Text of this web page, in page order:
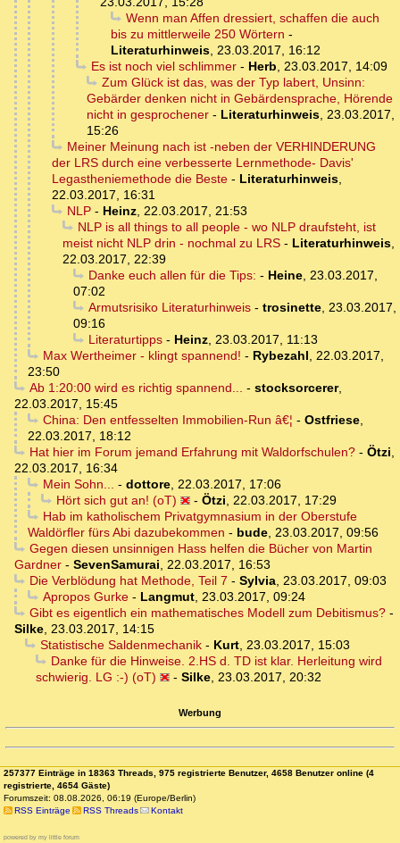
Wenn man Affen dressiert, schaffen die auch
bis zu mittlerweile 250 Wörtern -
Literaturhinweis, 23.03.2017, 16:12
Es ist noch viel schlimmer- Herb, 23.03.2017, 14:09
Zum Glück ist das, was der Typ labert, Unsinn:
Gebärder denken nicht in Gebärdensprache, Hörende
nicht in gesprochener - Literaturhinweis, 23.03.2017,
15:26
Meiner Meinung nach ist -neben der VERHINDERUNG
der LRS durch eine verbesserte Lernmethode- Davis'
Legastheniemethode die Beste - Literaturhinweis,
22.03.2017, 16:31
NLP- Heinz, 22.03.2017, 21:53
NLP is all things to all people - wo NLP draufsteht, ist
meist nicht NLP drin - nochmal zu LRS - Literaturhinweis,
22.03.2017, 22:39
Danke euch allen für die Tips: - Heine, 23.03.2017,
07:02
Armutsrisiko Literaturhinweis- trosinette, 23.03.2017,
09:16
Literaturtipps- Heinz, 23.03.2017, 11:13
Max Wertheimer - klingt spannend! - Rybezahl, 22.03.2017,
23:50
Ab 1:20:00 wird es richtig spannend... - stocksorcerer,
22.03.2017, 15:45
China: Den entfesselten Immobilien-Run â€¦ - Ostfriese,
22.03.2017, 18:12
Hat hier im Forum jemand Erfahrung mit Waldorfschulen?- Ötzi,
22.03.2017, 16:34
Mein Sohn... - dottore, 22.03.2017, 17:06
Hört sich gut an! (oT)
- Ötzi, 22.03.2017, 17:29
Hab im katholischem Privatgymnasium in der Oberstufe
Waldörfler fürs Abi dazubekommen - bude, 23.03.2017, 09:56
Gegen diesen unsinnigen Hass helfen die Bücher von Martin
Gardner - SevenSamurai, 22.03.2017, 16:53
Die Verblödung hat Methode, Teil 7 - Sylvia, 23.03.2017, 09:03
Apropos Gurke- Langmut, 23.03.2017, 09:24
Gibt es eigentlich ein mathematisches Modell zum Debitismus?-
Silke, 23.03.2017, 14:15
Statistische Saldenmechanik- Kurt, 23.03.2017, 15:03
Danke für die Hinweise. 2.HS d. TD ist klar. Herleitung wird
schwierig. LG :-) (oT)
- Silke, 23.03.2017, 20:32
Werbung
257377 Einträge in 18363 Threads, 975 registrierte Benutzer, 4658 Benutzer online (4
registrierte, 4654 Gäste)
Forumszeit: 08.08.2026, 06:19 (Europe/Berlin)
RSS Einträge
RSS Threads Kontakt
powered by my little forum